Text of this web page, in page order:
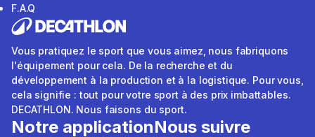
F.A.Q
Vous pratiquez le sport que vous aimez, nous fabriquons
l'équipement pour cela. De la recherche et du
développement à la production et à la logistique. Pour vous,
cela signifie : tout pour votre sport à des prix imbattables.
DECATHLON. Nous faisons du sport.
Notre applicationNous suivre